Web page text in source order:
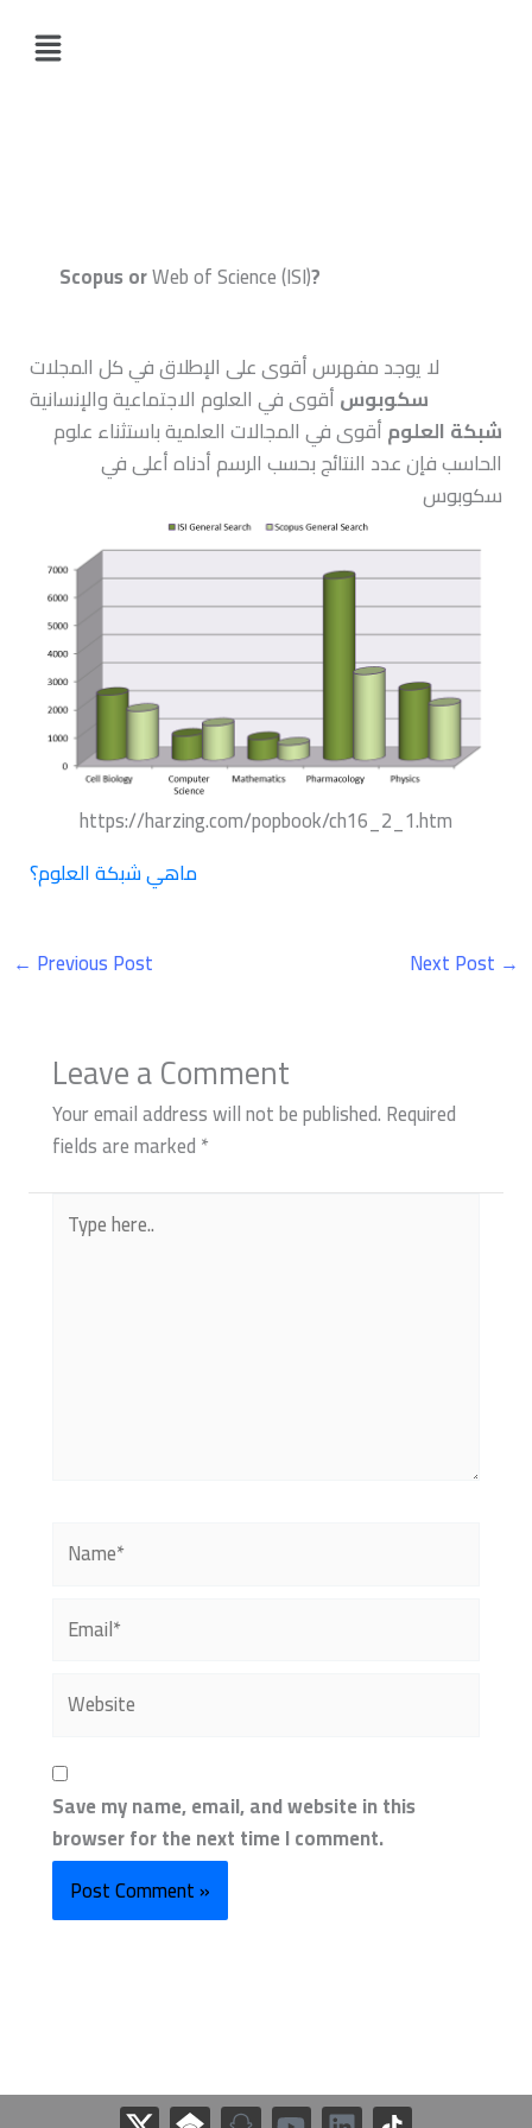
Menu
Scopus orWeb of Science (ISI)?
لا يوجد مفهرس أقوى على الإطلاق في كل المجلات
سكوبوس أقوى في العلوم الاجتماعية والإنسانية
شبكة العلوم أقوى في المجالات العلمية باستثناء علوم
الحاسب فإن عدد النتائج بحسب الرسم أدناه أعلى في
سكوبوس
https://harzing.com/popbook/ch16_2_1.htm
ماهي شبكة العلوم؟
← Previous Post Next Post →
Leave a Comment
Your email address will not be published. Required
fields are marked *
here..
Website
Save my name, email, and website in this
browser for the next time I comment.